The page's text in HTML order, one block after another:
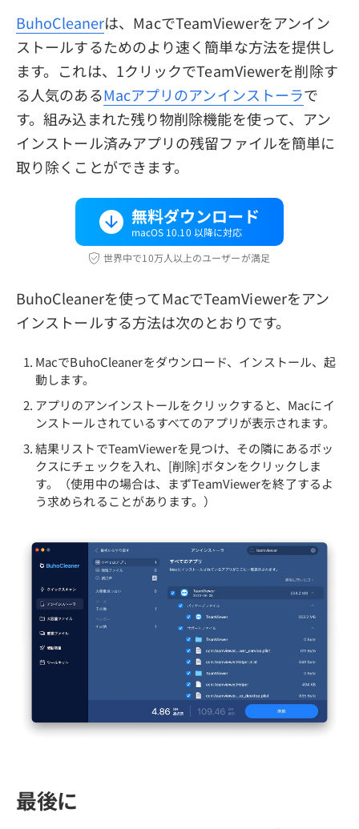
BuhoCleanerは、MacでTeamViewerをアンイン
ストールするためのより速く簡単な方法を提供し
ます。これは、1クリックでTeamViewerを削除す
る人気のあるMacアプリのアンインストーラで
す。組み込まれた残り物削除機能を使って、アン
インストール済みアプリの残留ファイルを簡単に
取り除くことができます。
無料ダウンロード
macOS 10.10 以降に対応
世界中で10万人以上のユーザーが満足
BuhoCleanerを使ってMacでTeamViewerをアン
インストールする方法は次のとおりです。
MacでBuhoCleanerをダウンロード、インストール、起
動します。
アプリのアンインストールをクリックすると、Macにイ
ンストールされているすべてのアプリが表示されます。
結果リストでTeamViewerを見つけ、その隣にあるボッ
クスにチェックを入れ、[削除]ボタンをクリックしま
す。（使用中の場合は、まずTeamViewerを終了するよ
う求められることがあります。）
最後に